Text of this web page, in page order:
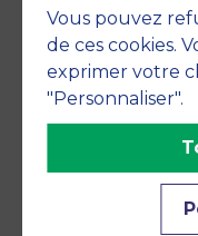
Vous pouvez
de ces cookies.
exprimer votre
"Personnaliser".